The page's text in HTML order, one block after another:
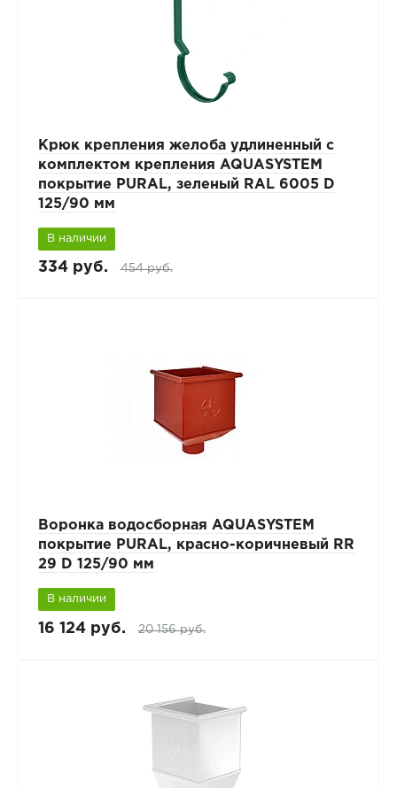
Крюк крепления желоба удлиненный с
комплектом крепления AQUASYSTEM
покрытие PURAL, зеленый RAL 6005 D
125/90 мм
В наличии
334 руб. 454 руб.
Воронка водосборная AQUASYSTEM
покрытие PURAL, красно-коричневый RR
29 D 125/90 мм
В наличии
16 124 руб. 20 156 руб.